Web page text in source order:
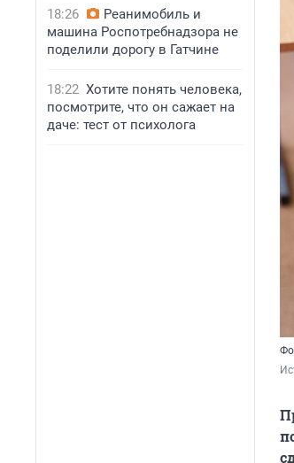
18:26
Реанимобиль и
машина Роспотребнадзора не
поделили дорогу в Гатчине
18:22 Хотите понять человека,
посмотрите, что он сажает на
даче: тест от психолога